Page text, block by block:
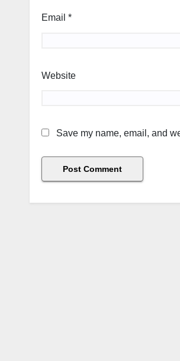
Email *
Website
Save my name, email, and